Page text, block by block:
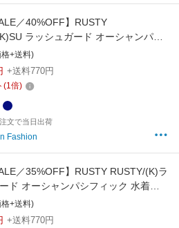
／40%OFF】RUSTY
ラッシュガード オーシャンパシ
着・スイムグッズ ラッシュガード
ワイト ブラック ブルー
+送料)
+送料770円
(1倍)
文で当日出荷
Fashion
／35%OFF】RUSTY RUSTY/(K)ラ
ド オーシャンパシフィック 水着・
ズ ラッシュガード ブラック ネイビ
+送料)
+送料770円